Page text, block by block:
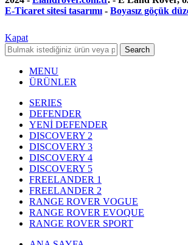
E-Ticaret sitesi tasarımı- Boyasız göçük
Kapat
Search
MENU
ÜRÜNLER
SERIES
DEFENDER
YENİ DEFENDER
DISCOVERY 2
DISCOVERY 3
DISCOVERY 4
DISCOVERY 5
FREELANDER 1
FREELANDER 2
RANGE ROVER VOGUE
RANGE ROVER EVOQUE
RANGE ROVER SPORT